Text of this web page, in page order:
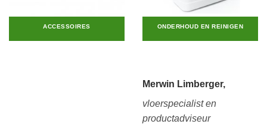
ACCESSOIRES ONDERHOUD EN REINIGEN
Merwin Limberger,
vloerspecialist en
productadviseur